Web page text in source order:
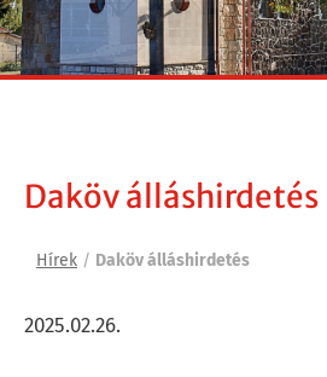
Daköv álláshirdetés
Hírek / Daköv álláshirdetés
2025.02.26.